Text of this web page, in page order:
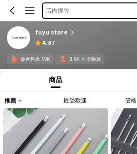
店內搜尋
fuyu store
4.87
最近售出 19K 8.6K 再次購買
商品
推薦 最受歡迎 價格